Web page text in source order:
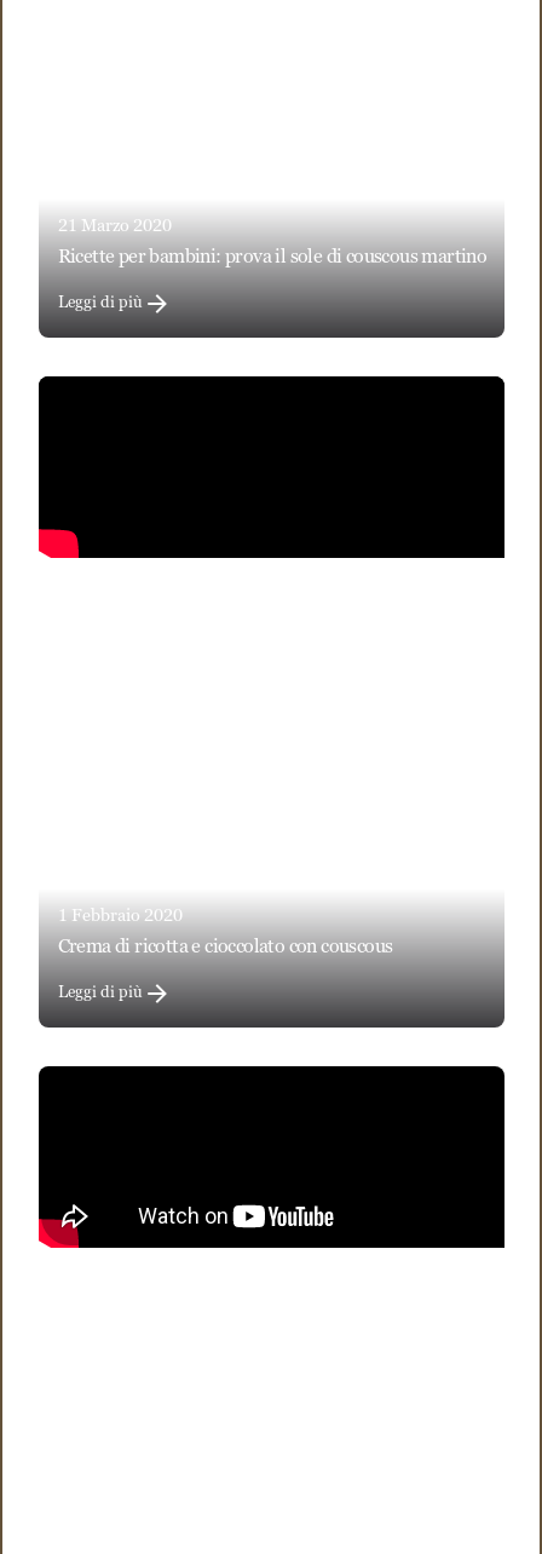
21 Marzo 2020
ricette per bambini: prova il sole di couscous martino
Leggi di più
1 Febbraio 2020
crema di ricotta e cioccolato con couscous
Leggi di più